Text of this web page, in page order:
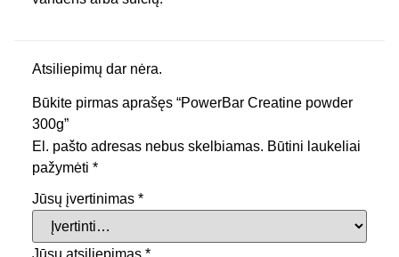
Atsiliepimų dar nėra.
Būkite pirmas aprašęs “PowerBar Creatine powder
300g”
El. pašto adresas nebus skelbiamas. Būtini laukeliai
pažymėti *
Jūsų įvertinimas *
Jūsų atsiliepimas *